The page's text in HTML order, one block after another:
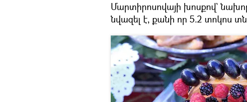
Մարտիրոսովայի խոսքով`
նվազել է, քանի որ 5.2 տոկոս